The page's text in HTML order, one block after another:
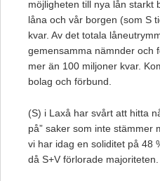
möjligheten till nya lån starkt
låna och vår borgen (som S
kvar. Av det totala
gemensamma nämnder och
mer än 100 miljoner kvar.
bolag och förbund.
(S) i Laxå har svårt att hitta
på” saker som inte stämmer
vi har idag en soliditet på 48
då S+V förlorade majoriteten.